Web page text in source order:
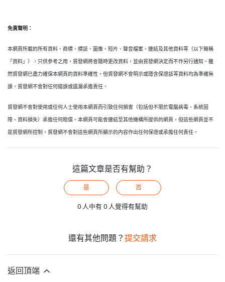
免責聲明：
本網頁所載的所有資料、商標、標誌、圖像、短片、聲音檔案、連結及其他資料等（以下簡稱
「資料」），只供參考之用，貿發網將會隨時更改資料，並由貿發網決定而不作另行通知。雖
然貿發網已盡力確保本網頁的資料準確性，但貿發網不會明示或隱含保證該等資料均為準確無
誤。貿發網不會對任何錯誤或遺漏承擔責任。
貿發網不會對使用或任何人士使用本網頁而引致任何損害（包括但不限於電腦病毒、系統固
障、資料損失）承擔任何賠償。本網頁可能會連結至其他機構所提供的網頁，但這些網頁並不
是貿發網所控制。貿發網不會對這些網頁所顯示的內容作出任何保證或承擔任何責任。
這篇文章是否有幫助？
是 否
0 人中有 0 人覺得有幫助
還有其他問題？ 提交請求
返回頂端